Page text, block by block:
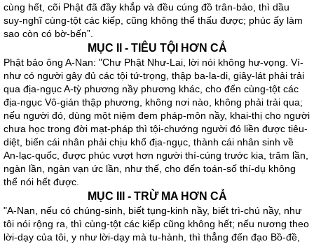
cùng hết, cõi Phật đã đầy khắp và đều cúng đồ trân-bảo, thì dầu
suy-nghĩ cùng-tột các kiếp, cũng không thể thấu được; phúc ấy làm
sao còn có bờ-bến”.
MỤC II - TIÊU TỘI HƠN CẢ
Phật bảo ông A-Nan: "Chư Phật Như-Lai, lời nói không hư-vọng. Ví-
như có người gây đủ các tội tứ-trọng, thập ba-la-di, giây-lát phải trải
qua địa-ngục A-tỳ phương nầy phương khác, cho đến cùng-tột các
địa-ngục Vô-gián thập phương, không nơi nào, không phải trải qua;
nếu người đó, dùng một niệm đem pháp-môn nầy, khai-thị cho người
chưa học trong đời mạt-pháp thì tội-chướng người đó liền được tiêu-
diệt, biến cái nhân phải chịu khổ địa-ngục, thành cái nhân sinh về
An-lạc-quốc, được phúc vượt hơn người thí-cúng trước kia, trăm lần,
ngàn lần, ngàn vạn ức lần, như thế, cho đến toán-số thí-dụ không
thể nói hết được.
MỤC III - TRỪ MA HƠN CẢ
"A-Nan, nếu có chúng-sinh, biết tụng-kinh nầy, biết trì-chú nầy, như
tôi nói rộng ra, thì cùng-tột các kiếp cũng không hết; nếu nương theo
lời-dạy của tôi, y như lời-dạy mà tu-hành, thì thẳng đến đạo Bồ-đề,